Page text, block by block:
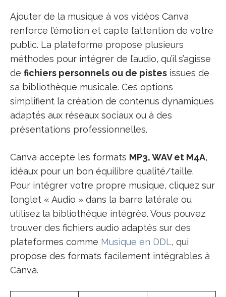
Ajouter de la musique à vos vidéos Canva
renforce l’émotion et capte l’attention de votre
public. La plateforme propose plusieurs
méthodes pour intégrer de l’audio, qu’il s’agisse
de fichiers personnels ou de pistes issues de
sa bibliothèque musicale. Ces options
simplifient la création de contenus dynamiques
adaptés aux réseaux sociaux ou à des
présentations professionnelles.
Canva accepte les formats MP3, WAV et M4A,
idéaux pour un bon équilibre qualité/taille.
Pour intégrer votre propre musique, cliquez sur
l’onglet « Audio » dans la barre latérale ou
utilisez la bibliothèque intégrée. Vous pouvez
trouver des fichiers audio adaptés sur des
plateformes comme Musique en DDL , qui
propose des formats facilement intégrables à
Canva.